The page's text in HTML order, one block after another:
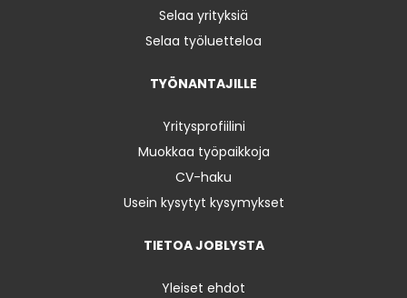
Selaa yrityksiä
Selaa työluetteloa
TYÖNANTAJILLE
Yritysprofiilini
Muokkaa työpaikkoja
CV-haku
Usein kysytyt kysymykset
TIETOA JOBLYSTA
Yleiset ehdot